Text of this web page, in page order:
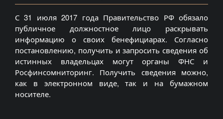
С 31 июля 2017 года Правительство РФ обязало
публичное должностное лицо раскрывать
информацию о своих бенефициарах. Согласно
постановлению, получить и запросить сведения об
истинных владельцах могут органы ФНС и
Росфинсомниторинг. Получить сведения можно,
как в электронном виде, так и на бумажном
носителе.